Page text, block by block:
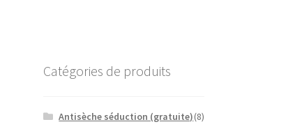
Catégories de produits
Antisèche séduction (gratuite)(8)